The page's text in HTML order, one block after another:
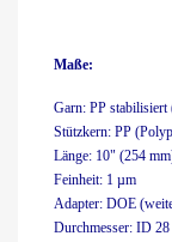
Maße:
Garn: PP
Stützkern: PP
Länge: 10" (254
Feinheit: 1 µm
Adapter: DOE
Durchmesser: ID